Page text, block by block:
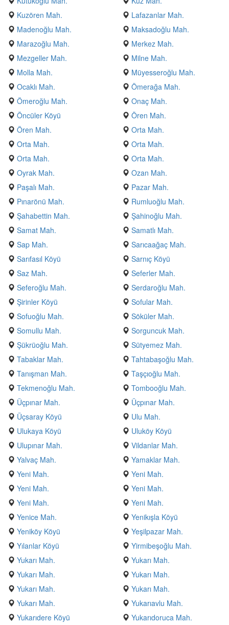
Kuzören Mah.
Lafazanlar Mah.
Madenoğlu Mah.
Maksadoğlu Mah.
Marazoğlu Mah.
Merkez Mah.
Mezgeller Mah.
Milne Mah.
Molla Mah.
Müyesseroğlu Mah.
Ocaklı Mah.
Ömerağa Mah.
Ömeroğlu Mah.
Onaç Mah.
Öncüler Köyü
Ören Mah.
Ören Mah.
Orta Mah.
Orta Mah.
Orta Mah.
Orta Mah.
Orta Mah.
Oyrak Mah.
Ozan Mah.
Paşalı Mah.
Pazar Mah.
Pınarönü Mah.
Rumluoğlu Mah.
Şahabettin Mah.
Şahinoğlu Mah.
Samat Mah.
Samatlı Mah.
Sap Mah.
Sarıcaağaç Mah.
Sarıfasıl Köyü
Sarnıç Köyü
Saz Mah.
Seferler Mah.
Seferoğlu Mah.
Serdaroğlu Mah.
Şirinler Köyü
Sofular Mah.
Sofuoğlu Mah.
Söküler Mah.
Somullu Mah.
Sorguncuk Mah.
Şükrüoğlu Mah.
Sütyemez Mah.
Tabaklar Mah.
Tahtabaşoğlu Mah.
Tanışman Mah.
Taşçıoğlu Mah.
Tekmenoğlu Mah.
Tombooğlu Mah.
Üçpınar Mah.
Üçpınar Mah.
Üçsaray Köyü
Ulu Mah.
Ulukaya Köyü
Uluköy Köyü
Ulupınar Mah.
Vildanlar Mah.
Yalvaç Mah.
Yamaklar Mah.
Yeni Mah.
Yeni Mah.
Yeni Mah.
Yeni Mah.
Yeni Mah.
Yeni Mah.
Yenice Mah.
Yenikışla Köyü
Yeniköy Köyü
Yeşilpazar Mah.
Yılanlar Köyü
Yirmibeşoğlu Mah.
Yukarı Mah.
Yukarı Mah.
Yukarı Mah.
Yukarı Mah.
Yukarı Mah.
Yukarı Mah.
Yukarı Mah.
Yukarıavlu Mah.
Yukarıdere Köyü
Yukarıdoruca Mah.